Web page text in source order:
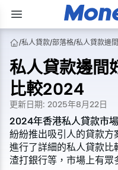
/私人貸款/部落格/私人貸款邊
私人貸款邊間
比較2024
更新日期: 2025年8月22日
2024年香港私人貸款市
紛紛推出吸引人的貸款方
進行了詳細的私人貸款比
渣打銀行等，市場上有眾
2024年香港私人貸款市
紛紛推出吸引人的貸款方
進行了詳細的私人貸款比
渣打銀行等，市場上有眾